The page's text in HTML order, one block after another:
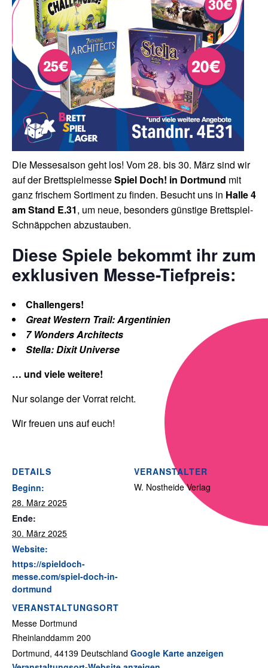
Die Messesaison geht los! Vom 28. bis 30. März sind wir
auf der BrettspielmesseSpiel Doch! in Dortmund mit
ganz frischem Sortiment zu finden. Besucht uns in Halle 4
am Stand E.31, um neue, besonders günstige Brettspiel-
Schnäppchen abzustauben.
Diese Spiele bekommt ihr zum
exklusiven Messe-Tiefpreis:
Challengers!
Great Western Trail: Argentinien
7 Wonders Architects
Stella: Dixit Universe
… und viele weitere!
Nur solange der Vorrat reicht.
Wir freuen uns auf euch!
DETAILS
Beginn:
28. März 2025
Ende:
30. März 2025
Website:
https://spieldoch-
messe.com/spiel-doch-in-
dortmund
VERANSTALTUNGSORT
Messe Dortmund
Rheinlanddamm 200
Dortmund, 44139 Deutschland Google Karte anzeigen
VERANSTALTER
W. Nostheide Verlag